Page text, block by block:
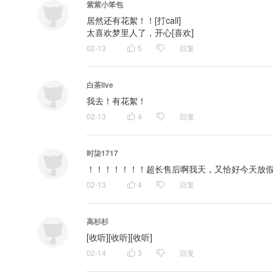
紫紫小笨包
居然还有花絮！！[打call]
太喜欢梦里人了，开心[喜欢]
02-13 5 回复
白茶live
我去！有花絮！
02-13 4 回复
时柒1717
！！！！！！！超长售后啊我天，又恰好今天放
02-13 4 回复
高杉杉
[收听][收听][收听]
02-14 3 回复